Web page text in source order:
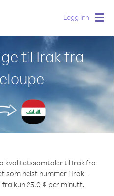
Logg Inn
til Irak fra
kvalitetssamtaler til Irak fra
som helst nummer i Irak –
kun 25.0 ¢ per minutt.